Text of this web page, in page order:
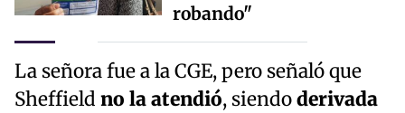
robando"
La señora fue a la CGE, pero señaló que
Sheffield no la atendió, siendoderivada